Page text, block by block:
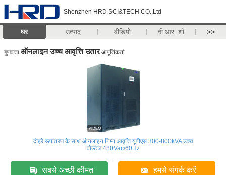
Shenzhen HRD SCI&TECH CO.,Ltd
घर उत्पाद वीडियो वी.आर. शो >>
गुणवत्ता ऑनलाइन उच्च आवृत्ति उतारआपूर्तिकर्ता
दोहरे रूपांतरण के साथ ऑनलाइन निम्न आवृत्ति यूपीएस 300-800kVA उच्च
वोल्टेज 480Vac/60Hz
सबसे अच्छी कीमत हमसे संपर्क करें